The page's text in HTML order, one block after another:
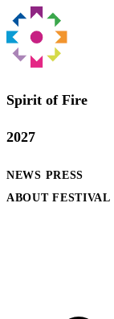
Spirit of Fire
2027
NEWS PRESS
ABOUT FESTIVAL